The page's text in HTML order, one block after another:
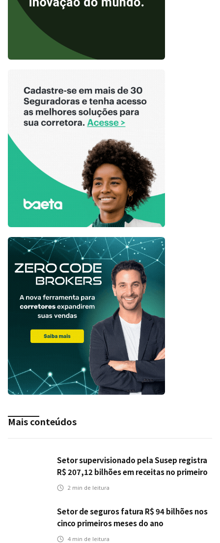
Mais conteúdos
Setor supervisionado pela Susep registra
R$ 207,12 bilhões em receitas no primeiro
semestre
2 min de leitura
Setor de seguros fatura R$ 94 bilhões nos
cinco primeiros meses do ano
4 min de leitura